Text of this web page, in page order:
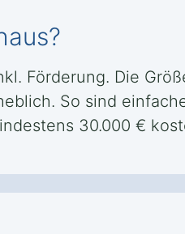
Förderung. Die
So sind
30.000 €